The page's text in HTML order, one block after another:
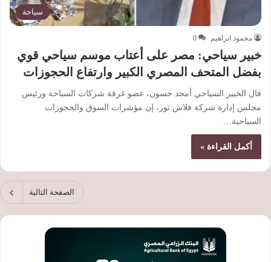
سياحة
محمود ابراهيم 0
خبير سياحي: مصر على أعتاب موسم سياحي قوي
بفضل المتحف المصري الكبير وارتفاع الحجوزات
قال الخبير السياحي أمجد حسون، عضو غرفة شركات السياحة ورئيس
مجلس إدارة شركة فلاش تور، إن مؤشرات السوق والحجوزات
السياحية…
أكمل القراءة »
الصفحة التالية